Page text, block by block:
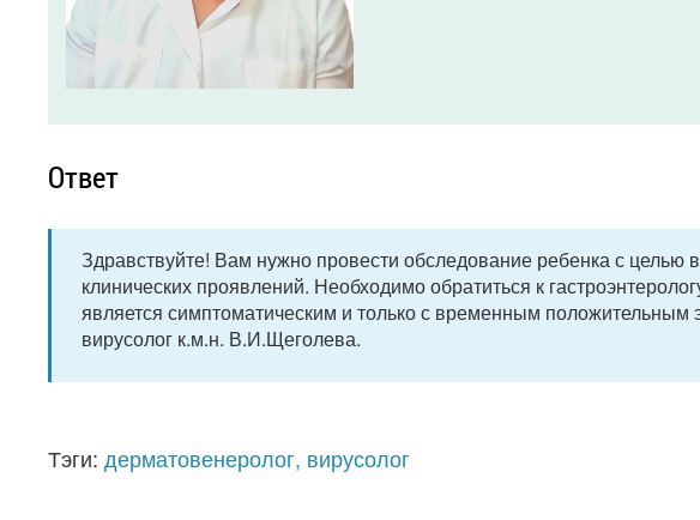
Ответ
Здравствуйте! Вам нужно провести обследование ребенка с
клинических проявлений. Необходимо обратиться к
является симптоматическим и только с временным
вирусолог к.м.н. В.И.Щеголева.
Тэги: дерматовенеролог, вирусолог